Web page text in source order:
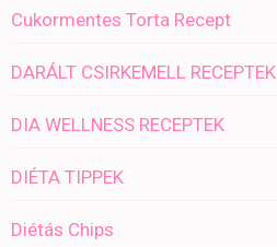
Cukormentes Torta Recept
DARÁLT CSIRKEMELL RECEPTEK
DIA WELLNESS RECEPTEK
DIÉTA TIPPEK
Diétás Chips